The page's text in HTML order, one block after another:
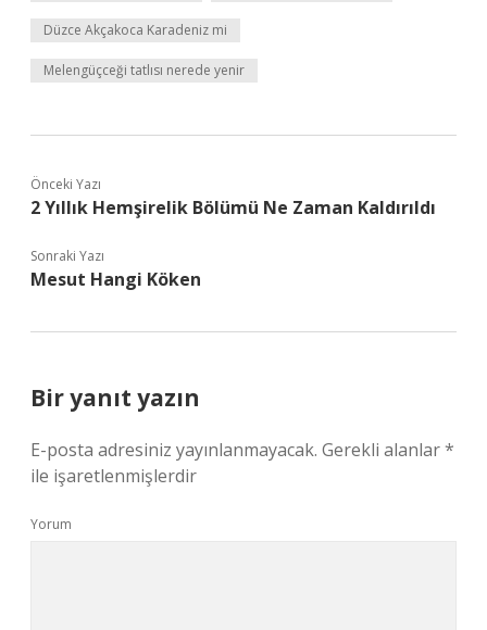
Düzce Akçakoca Karadeniz mi
Melengüçceği tatlısı nerede yenir
Önceki Yazı
2 Yıllık Hemşirelik Bölümü Ne Zaman Kaldırıldı
Sonraki Yazı
Mesut Hangi Köken
Bir yanıt yazın
E-posta adresiniz yayınlanmayacak. Gerekli alanlar*
ile işaretlenmişlerdir
Yorum